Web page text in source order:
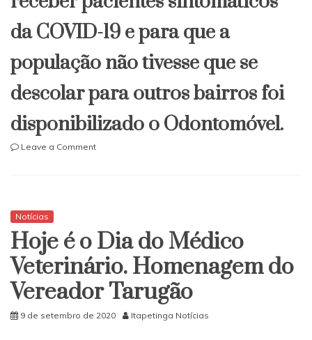
da COVID-19 e para que a
população não tivesse que se
descolar para outros bairros foi
disponibilizado o Odontomóvel.
Leave a Commenton
12
Dezembro
Notícias
Hoje é o Dia do Médico
Veterinário. Homenagem do
Vereador Tarugão
9 de setembro de 2020 Itapetinga Notícias